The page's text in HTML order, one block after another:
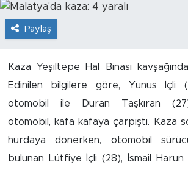
Paylaş
Kaza Yeşiltepe Hal Binası
Edinilen bilgilere göre, Yunus İçli
otomobil ile Duran Taşkıran
otomobil, kafa kafaya çarpıştı. Kaza
hurdaya dönerken, otomobil
bulunan Lütfiye İçli (28), İsmail Harun
Teknoloji
İş İlanları
Dünya
Spor
Yazıhan